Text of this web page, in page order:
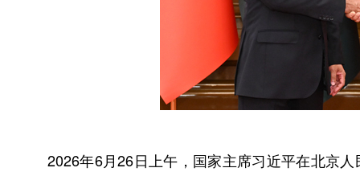
2026年6月26日上午，国家主席习近平在北京